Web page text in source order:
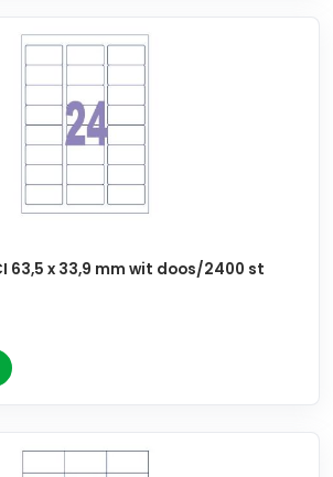
63,5 x 33,9 mm wit doos/2400 st